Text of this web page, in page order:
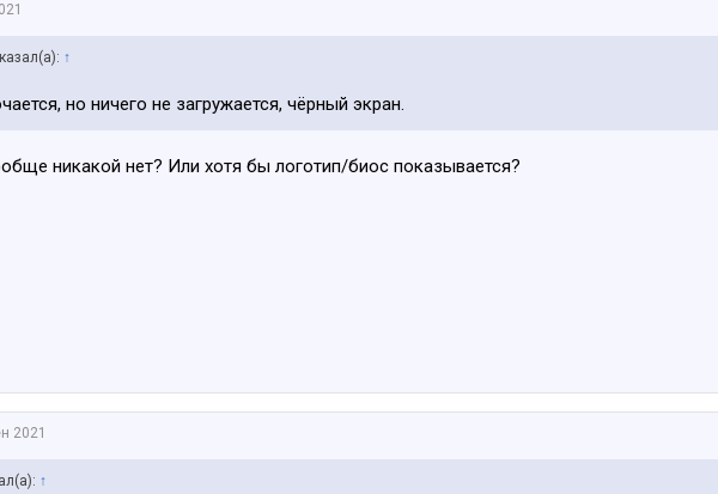
↑
но ничего не загружается, чёрный экран.
никакой нет? Или хотя бы логотип/биос показывается?
2021
↑